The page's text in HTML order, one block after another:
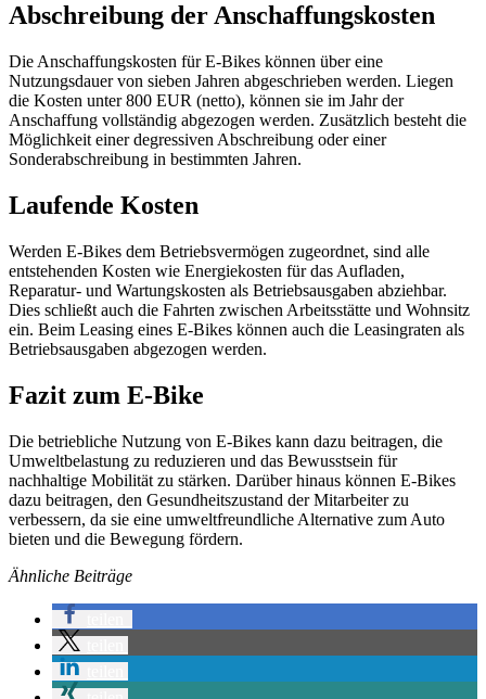
Abschreibung der Anschaffungskosten
Die Anschaffungskosten für E-Bikes können über eine
Nutzungsdauer von sieben Jahren abgeschrieben werden. Liegen
die Kosten unter 800 EUR (netto), können sie im Jahr der
Anschaffung vollständig abgezogen werden. Zusätzlich besteht die
Möglichkeit einer degressiven Abschreibung oder einer
Sonderabschreibung in bestimmten Jahren.
Laufende Kosten
Werden E-Bikes dem Betriebsvermögen zugeordnet, sind alle
entstehenden Kosten wie Energiekosten für das Aufladen,
Reparatur- und Wartungskosten als Betriebsausgaben abziehbar.
Dies schließt auch die Fahrten zwischen Arbeitsstätte und Wohnsitz
ein. Beim Leasing eines E-Bikes können auch die Leasingraten als
Betriebsausgaben abgezogen werden.
Fazit zum E-Bike
Die betriebliche Nutzung von E-Bikes kann dazu beitragen, die
Umweltbelastung zu reduzieren und das Bewusstsein für
nachhaltige Mobilität zu stärken. Darüber hinaus können E-Bikes
dazu beitragen, den Gesundheitszustand der Mitarbeiter zu
verbessern, da sie eine umweltfreundliche Alternative zum Auto
bieten und die Bewegung fördern.
Ähnliche Beiträge